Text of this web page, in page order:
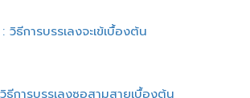
วิธีการบรรเลงจะเข้เบื้องต้น
ธีการบรรเลงซอสามสายเบื้องต้น